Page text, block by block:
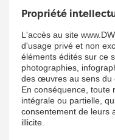
Propriété
L'accès au site
d'usage privé et non
éléments édités sur ce
photographies,
des œuvres au sens du
En conséquence, toute
intégrale ou partielle,
consentement de leurs
illicite.